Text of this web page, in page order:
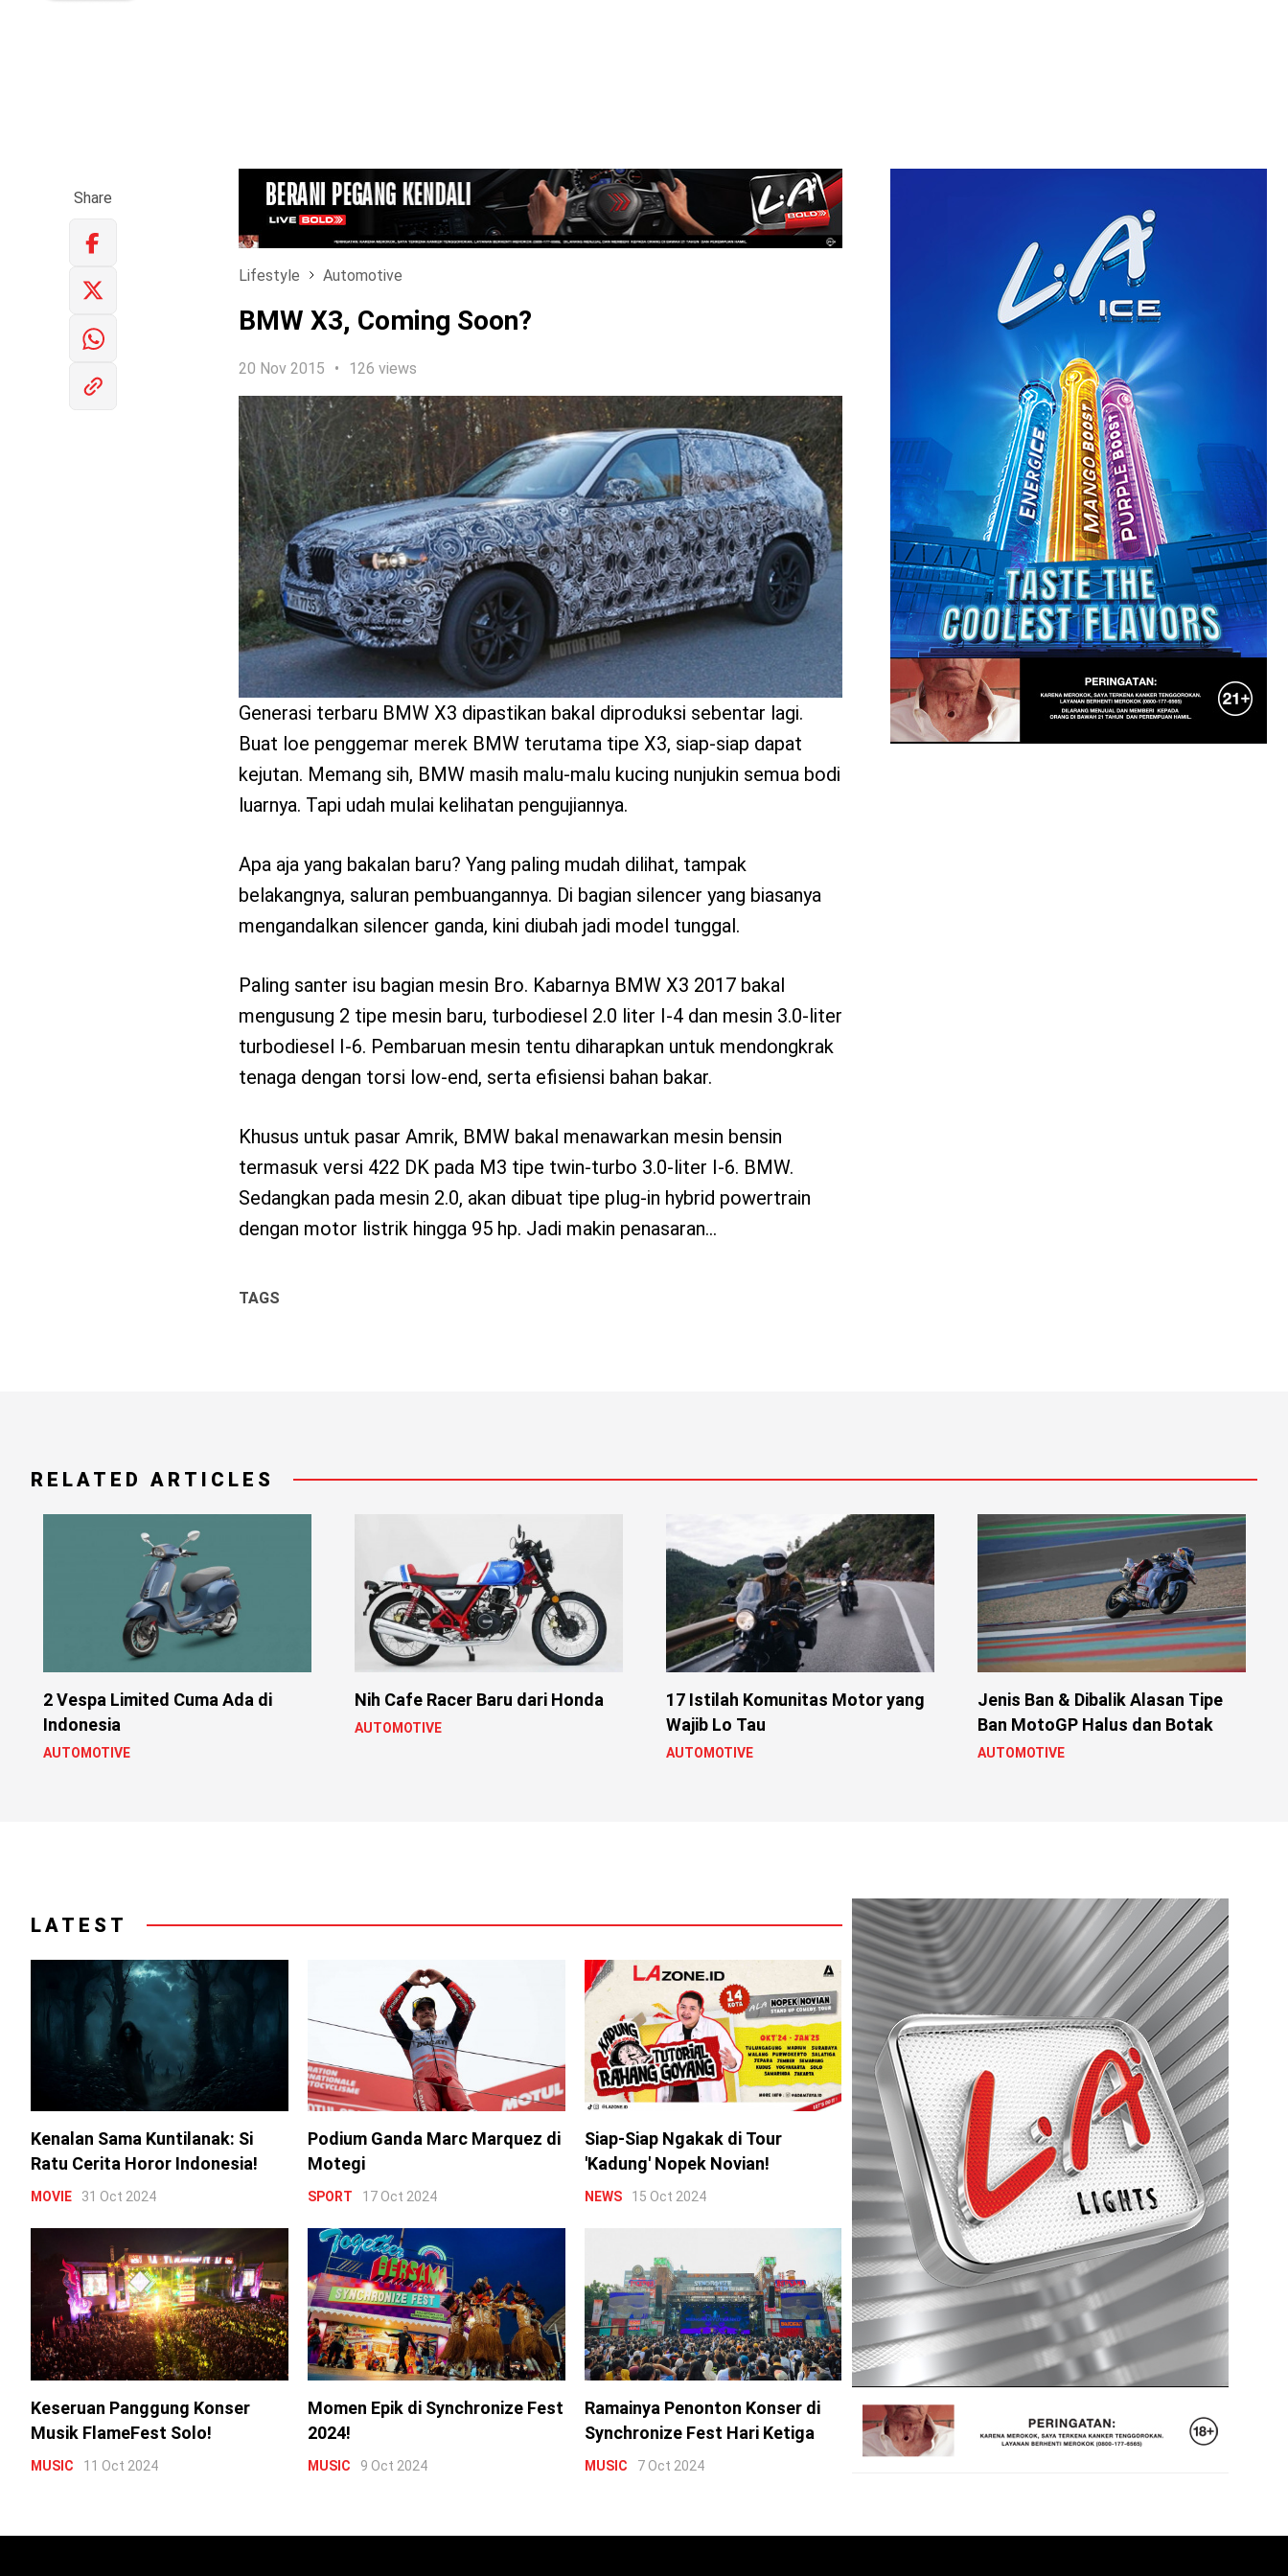
benefit
menarik
LOGIN
Share
Lifestyle Automotive
BMW X3, Coming Soon?
20 Nov 2015 126 views
Generasi terbaru BMW X3 dipastikan bakal diproduksi sebentar lagi.
Buat loe penggemar merek BMW terutama tipe X3, siap-siap dapat
kejutan. Memang sih, BMW masih malu-malu kucing nunjukin semua bodi
luarnya. Tapi udah mulai kelihatan pengujiannya.
Apa aja yang bakalan baru? Yang paling mudah dilihat, tampak
belakangnya, saluran pembuangannya. Di bagian silencer yang biasanya
mengandalkan silencer ganda, kini diubah jadi model tunggal.
Paling santer isu bagian mesin Bro. Kabarnya BMW X3 2017 bakal
mengusung 2 tipe mesin baru, turbodiesel 2.0 liter I-4 dan mesin 3.0-liter
turbodiesel I-6. Pembaruan mesin tentu diharapkan untuk mendongkrak
tenaga dengan torsi low-end, serta efisiensi bahan bakar.
Khusus untuk pasar Amrik, BMW bakal menawarkan mesin bensin
termasuk versi 422 DK pada M3 tipe twin-turbo 3.0-liter I-6. BMW.
Sedangkan pada mesin 2.0, akan dibuat tipe plug-in hybrid powertrain
dengan motor listrik hingga 95 hp. Jadi makin penasaran...
TAGS
RELATED ARTICLES
2 Vespa Limited Cuma Ada di
Indonesia
AUTOMOTIVE
Nih Cafe Racer Baru dari Honda
AUTOMOTIVE
17 Istilah Komunitas Motor yang
Wajib Lo Tau
AUTOMOTIVE
Jenis Ban & Dibalik Alasan Tipe
Ban MotoGP Halus dan Botak
AUTOMOTIVE
LATEST
Kenalan Sama Kuntilanak: Si
Ratu Cerita Horor Indonesia!
MOVIE 31 Oct 2024
Podium Ganda Marc Marquez di
Motegi
SPORT 17 Oct 2024
Siap-Siap Ngakak di Tour
'Kadung' Nopek Novian!
NEWS 15 Oct 2024
Keseruan Panggung Konser
Musik FlameFest Solo!
MUSIC 11 Oct 2024
Momen Epik di Synchronize Fest
2024!
MUSIC 9 Oct 2024
Ramainya Penonton Konser di
Synchronize Fest Hari Ketiga
MUSIC 7 Oct 2024